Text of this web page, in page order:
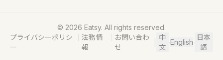
© 2026 Eatsy. All rights reserved.
プライバシーポリシ
ー
｜法務情
報
お問い合わ
せ
中
文
English
日本
語